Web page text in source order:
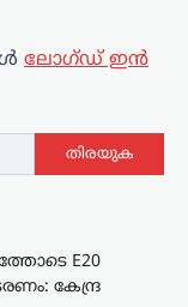
ലോഗ്ഡ് ഇൻ
തിരയുക
E20
കേന്ദ്ര